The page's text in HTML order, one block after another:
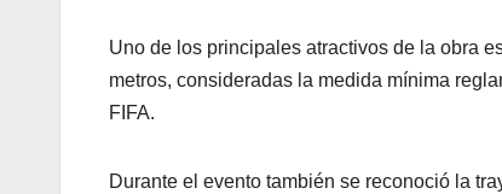
Uno de los principales atractivos de la obra
metros, consideradas la medida mínima
FIFA.
Durante el evento también se reconoció la